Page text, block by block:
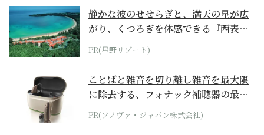
静かな波のせせらぎと、満天の星が広
がり、くつろぎを体感できる『西表島
ホテル by...
PR(星野リゾート)
ことばと雑音を切り離し雑音を最大限
に除去する、フォナック補聴器の最上
位モデル
PR(ソノヴァ・ジャパン株式会社)